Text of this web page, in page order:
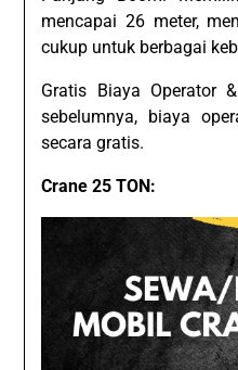
mencapai 26 meter,
cukup untuk berbagai
Gratis Biaya Operator
sebelumnya, biaya
secara gratis.
Crane 25 TON: